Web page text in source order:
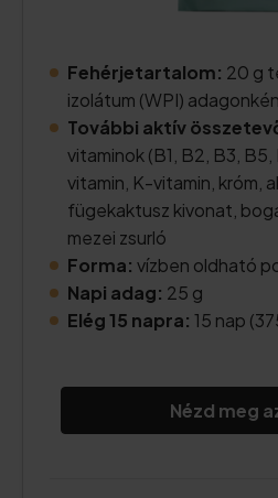
Fehérjetartalom: 20 g
izolátum (WPI)
További aktív
vitaminok (B1, B2, B3, B5,
vitamin, K-vitamin, króm,
fügekaktusz kivonat,
mezei zsurló
Forma: vízben oldható
Napi adag: 25 g
Elég 15 napra: 15 nap
Nézd meg